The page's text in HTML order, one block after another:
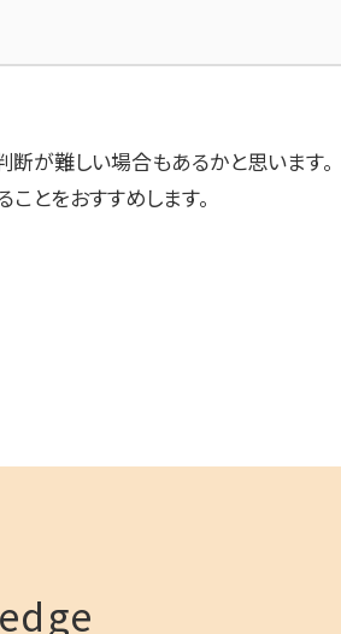
が難しい場合もあるかと思います。
とをおすすめします。